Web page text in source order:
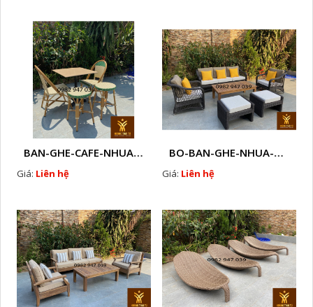
BAN-GHE-CAFE-NHUA-GIA-MAY - GH2
Giá: Liên hệ
BO-BAN-GHE-NHUA-GIA-MAY-H2
Giá: Liên hệ